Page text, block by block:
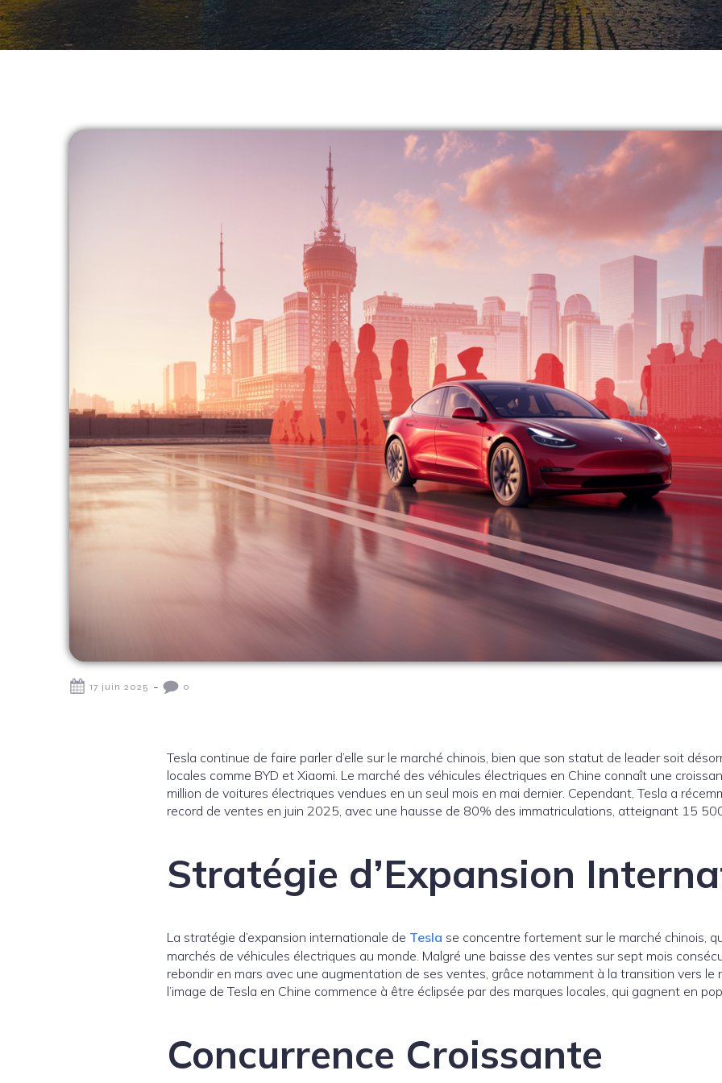
17 juin 2025 - 0
Tesla continue de faire parler d’elle sur le marché chinois, bien que son statut de leader soit
locales comme BYD et Xiaomi. Le marché des véhicules électriques en Chine connaît une
million de voitures électriques vendues en un seul mois en mai dernier. Cependant, Tesla a
record de ventes en juin 2025, avec une hausse de 80% des immatriculations, atteignant 15
Stratégie d’Expansion
La stratégie d’expansion internationale de Tesla se concentre fortement sur le marché chinois,
marchés de véhicules électriques au monde. Malgré une baisse des ventes sur sept mois
rebondir en mars avec une augmentation de ses ventes, grâce notamment à la transition vers le
l’image de Tesla en Chine commence à être éclipsée par des marques locales, qui gagnent en
Concurrence Croissante